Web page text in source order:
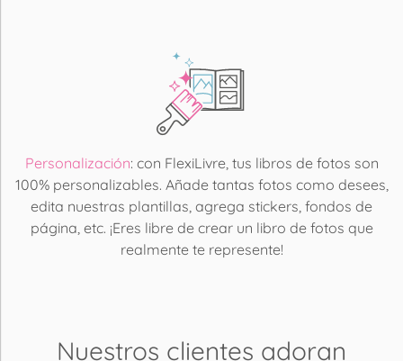
Personalización: con FlexiLivre, tus libros de fotos son
100% personalizables. Añade tantas fotos como desees,
edita nuestras plantillas, agrega stickers, fondos de
página, etc. ¡Eres libre de crear un libro de fotos que
realmente te represente!
Nuestros clientes adoran